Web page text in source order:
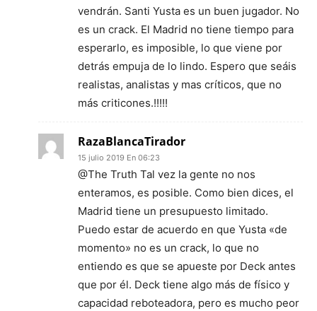
vendrán. Santi Yusta es un buen jugador. No
es un crack. El Madrid no tiene tiempo para
esperarlo, es imposible, lo que viene por
detrás empuja de lo lindo. Espero que seáis
realistas, analistas y mas críticos, que no
más criticones.!!!!!
RazaBlancaTirador
15 julio 2019 En 06:23
@The Truth Tal vez la gente no nos
enteramos, es posible. Como bien dices, el
Madrid tiene un presupuesto limitado.
Puedo estar de acuerdo en que Yusta «de
momento» no es un crack, lo que no
entiendo es que se apueste por Deck antes
que por él. Deck tiene algo más de físico y
capacidad reboteadora, pero es mucho peor